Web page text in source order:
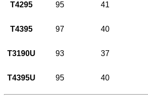
T4295 95 41
T4395 97 40
T3190U 93 37
T4395U 95 40